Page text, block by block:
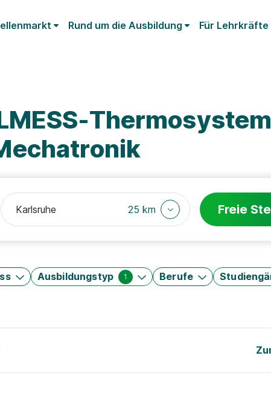
Rund um die Ausbildung Für Lehrkräfte
25 km Freie
Ausbildungstyp 1 Berufe